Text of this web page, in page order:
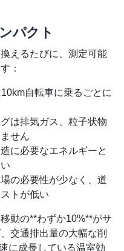
パクト
えるたびに、測定可能
：
自転車に乗るごとに
グは排気ガス、粒子状物
せん
に必要なエネルギーと
場の必要性が少なく、道
トが低い
動の**わずか10%**がサ
交通排出量の大幅な削
に成長している温室効